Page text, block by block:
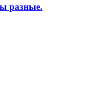
разные.